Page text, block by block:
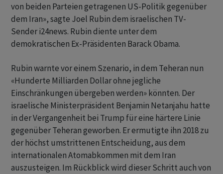
von beiden Parteien getragenen US-Politik gegenüber
dem Iran», sagte Joel Rubin dem israelischen TV-
Sender i24news. Rubin diente unter dem
demokratischen Ex-Präsidenten Barack Obama.
Rubin warnte vor einem Szenario, in dem Teheran nun
«Hunderte Milliarden Dollar ohne jegliche
Einschränkungen übergeben werden» könnten. Der
israelische Ministerpräsident Benjamin Netanjahu hatte
in der Vergangenheit bei Trump für eine härtere Linie
gegenüber Teheran geworben. Er ermutigte ihn 2018 zu
der höchst umstrittenen Entscheidung, aus dem
internationalen Atomabkommen mit dem Iran
auszusteigen. Im Rückblick wird dieser Schritt auch von